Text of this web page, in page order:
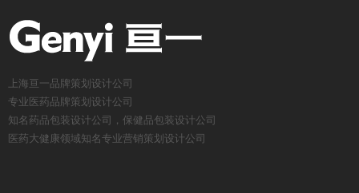
上海亘一品牌策划设计公司
专业医药品牌策划设计公司
知名药品包装设计公司，保健品包装设计公司
医药大健康领域知名专业营销策划设计公司